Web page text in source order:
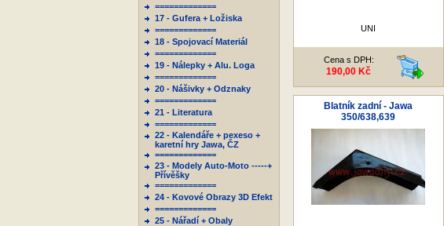
=============
17 - Gufera + Ložiska
=============
18 - Spojovací Materiál
=============
19 - Nálepky + Alu. Loga
=============
20 - Nášivky + Odznaky
=============
21 - Literatura
=============
22 - Kalendáře + pexeso +
karetní hry Jawa, ČZ
=============
23 - Modely Auto-Moto -----+
Přívěšky
=============
24 - Kovové Obrazy 3D Efekt
=============
25 - Nářadí + Obaly
UNI
Cena s DPH:
190,00 Kč
Blatník zadní - Jawa
350/638,639